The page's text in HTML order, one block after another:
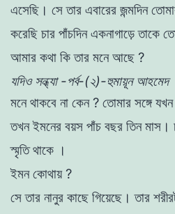
এসেছি । সেতার এবারের জন্মদিন
করেছি চার পাঁচদিনএকনাগাড়েতাকে
আমার কথা কিতার মনেআছে ?
যদিও সন্ধ্যা -পর্ব-(২)-হুমায়ূন আহমেদ
মনেথাকবে না কেন? তােমার সঙ্গেযখন
তখনইমনের বয়স পাঁচ বছর তিনমাস।
স্মৃতিথাকে ।
ইমনকোথায়?
সেতার নানুর কাছে গিয়েছে ।তার